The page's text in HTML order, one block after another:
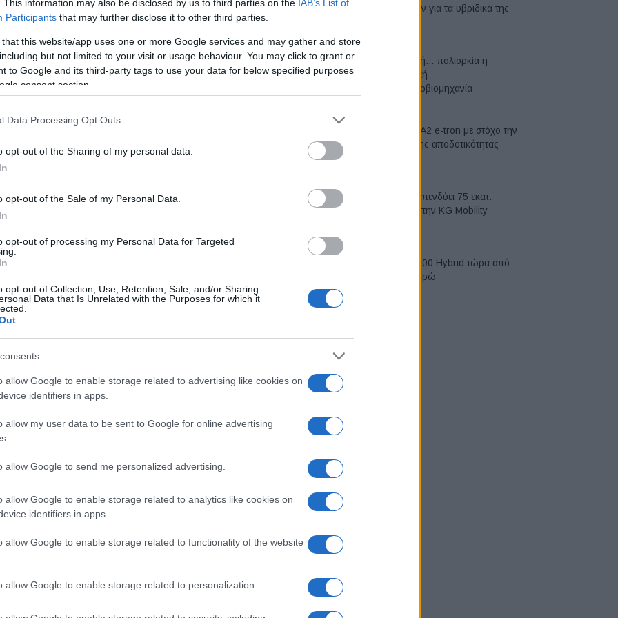
This information may also be disclosed by us to third parties on the IAB’s List of
Participants that may further disclose it to other third parties.
that this website/app uses one or more Google services and may gather and store
but not limited to your visit or usage behaviour. You may click to grant or
to Google and its third-party tags to use your data for below specified purposes
consent section.
Data Processing Opt Outs
opt-out of the Sharing of my personal data.
opt-out of the Sale of my Personal Data.
opt-out of processing my Personal Data for Targeted
opt-out of Collection, Use, Retention, Sale, and/or Sharing
Data that Is Unrelated with the Purposes for which it
allow Google to enable storage related to advertising like cookies on
identifiers in apps.
allow my user data to be sent to Google for online advertising
allow Google to send me personalized advertising.
allow Google to enable storage related to analytics like cookies on
identifiers in apps.
allow Google to enable storage related to functionality of the website
allow Google to enable storage related to personalization.
ευρώ, με στόχο την παραγωγή τεσσάρων
πλάνου Dare Forward 2030
της Stellantis για τη
των μοντέλων της Fiat στη χώρα θα ανοίξει το δρόμο
για την πώληση στην ΜΕΑ ενός εκατομμυρίων
έχουν κατασκευαστεί στη συγκεκριμένη περιοχή.
να έχει ολοκληρωθεί τον Αύγουστο του 2023,
να ξεκινήσει στο τέλος του έτους. Μέχρι το
εργασίας, θα έχει δυνατότητα παραγωγής
οχημάτων σε ετήσια βάση.
Αλγερία. Μια θρυλική μάρκα με τεράστια ιστορία και
μάρκας μας δεν έχει αλλάξει. Αυτή είναι να
δήλωσε ο Olivier Francois, CEO της Fiat. «Το
εδώ, θα ακολουθήσει το Doblo, αλλά και ένα
των σχεδιαστών μας. Από σήμερα, τα 500 Hybrid,
και Ducato είναι διαθέσιμα, ώστε κάθε αγοραστής
στις ανάγκες του».
η iταλική μάρκα δημιούργησε ένα σύντομο video που
Ο Ένες Καντέρ θέλει να δηλώσει συμμετοχή
μπαταριών για τα υβριδικά της
Σε κινεζική… πολιορκία η
ευρωπαϊκή
αυτοκινητοβιομηχανία
Νέο Audi A2 e-tron με στόχο την
κορυφή της αποδοτικότητας
Η Chery επενδύει 75 εκατ.
δολάρια στην KG Mobility
Το FIAT 500 Hybrid τώρα από
18.990 ευρώ